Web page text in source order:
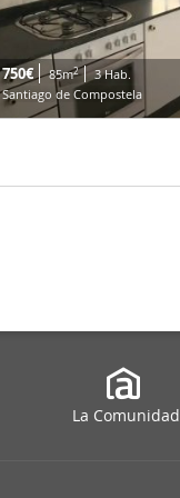
750€ 85m2
3 Hab.
Santiago de Compostela
La Comunidad